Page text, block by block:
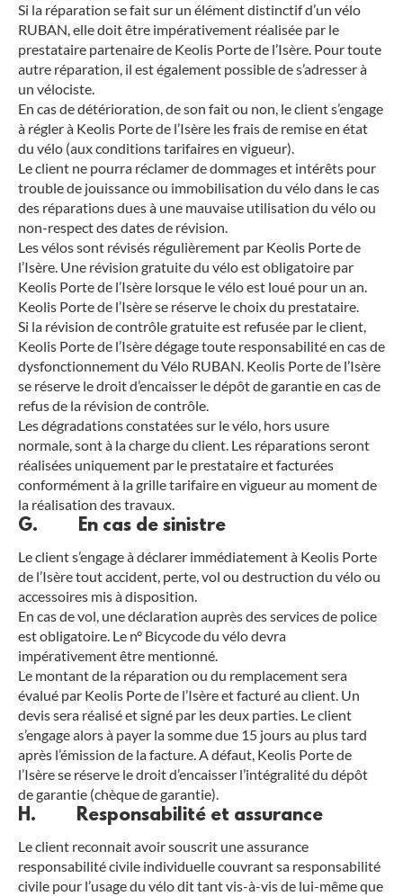
Si la réparation se fait sur un élément distinctif d’un vélo
RUBAN, elle doit être impérativement réalisée par le
prestataire partenaire de Keolis Porte de l’Isère. Pour toute
autre réparation, il est également possible de s’adresser à
un vélociste.
En cas de détérioration, de son fait ou non, le client s’engage
à régler à Keolis Porte de l’Isère les frais de remise en état
du vélo (aux conditions tarifaires en vigueur).
Le client ne pourra réclamer de dommages et intérêts pour
trouble de jouissance ou immobilisation du vélo dans le cas
des réparations dues à une mauvaise utilisation du vélo ou
non-respect des dates de révision.
Les vélos sont révisés régulièrement par Keolis Porte de
l’Isère. Une révision gratuite du vélo est obligatoire par
Keolis Porte de l’Isère lorsque le vélo est loué pour un an.
Keolis Porte de l’Isère se réserve le choix du prestataire.
Si la révision de contrôle gratuite est refusée par le client,
Keolis Porte de l’Isère dégage toute responsabilité en cas de
dysfonctionnement du Vélo RUBAN. Keolis Porte de l’Isère
se réserve le droit d’encaisser le dépôt de garantie en cas de
refus de la révision de contrôle.
Les dégradations constatées sur le vélo, hors usure
normale, sont à la charge du client. Les réparations seront
réalisées uniquement par le prestataire et facturées
conformément à la grille tarifaire en vigueur au moment de
la réalisation des travaux.
G. En cas de sinistre
Le client s’engage à déclarer immédiatement à Keolis Porte
de l’Isère tout accident, perte, vol ou destruction du vélo ou
accessoires mis à disposition.
En cas de vol, une déclaration auprès des services de police
est obligatoire. Le n° Bicycode du vélo devra
impérativement être mentionné.
Le montant de la réparation ou du remplacement sera
évalué par Keolis Porte de l’Isère et facturé au client. Un
devis sera réalisé et signé par les deux parties. Le client
s’engage alors à payer la somme due 15 jours au plus tard
après l’émission de la facture. A défaut, Keolis Porte de
l’Isère se réserve le droit d’encaisser l’intégralité du dépôt
de garantie (chèque de garantie).
H. Responsabilité et assurance
Le client reconnait avoir souscrit une assurance
responsabilité civile individuelle couvrant sa responsabilité
civile pour l’usage du vélo dit tant vis-à-vis de lui-même que